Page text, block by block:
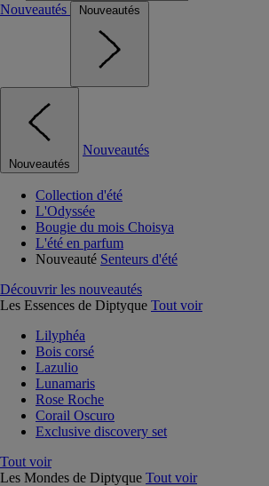
Nouveautés Nouveautés
Nouveautés
Nouveautés
Collection d'été
L'Odyssée
Bougie du mois Choisya
L'été en parfum
Nouveauté Senteurs d'été
Découvrir les nouveautés
Les Essences de Diptyque Tout voir
Lilyphéa
Bois corsé
Lazulio
Lunamaris
Rose Roche
Corail Oscuro
Exclusive discovery set
Tout voir
Les Mondes de Diptyque Tout voir